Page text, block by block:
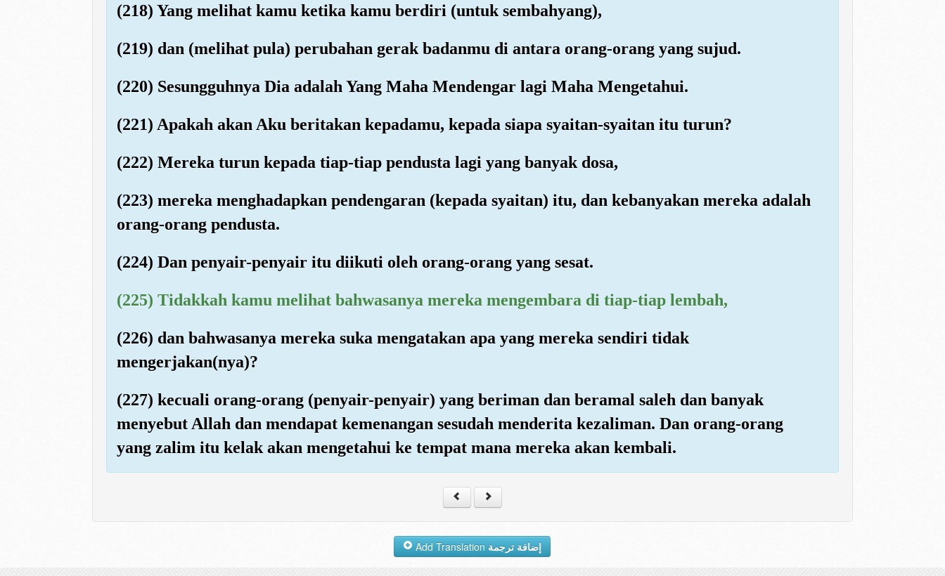
(218) Yang melihat kamu ketika kamu berdiri (untuk sembahyang),
(219) dan (melihat pula) perubahan gerak badanmu di antara orang-orang yang sujud.
(220) Sesungguhnya Dia adalah Yang Maha Mendengar lagi Maha Mengetahui.
(221) Apakah akan Aku beritakan kepadamu, kepada siapa syaitan-syaitan itu turun?
(222) Mereka turun kepada tiap-tiap pendusta lagi yang banyak dosa,
(223) mereka menghadapkan pendengaran (kepada syaitan) itu, dan kebanyakan mereka adalah
orang-orang pendusta.
(224) Dan penyair-penyair itu diikuti oleh orang-orang yang sesat.
(225) Tidakkah kamu melihat bahwasanya mereka mengembara di tiap-tiap lembah,
(226) dan bahwasanya mereka suka mengatakan apa yang mereka sendiri tidak
mengerjakan(nya)?
(227) kecuali orang-orang (penyair-penyair) yang beriman dan beramal saleh dan banyak
menyebut Allah dan mendapat kemenangan sesudah menderita kezaliman. Dan orang-orang
yang zalim itu kelak akan mengetahui ke tempat mana mereka akan kembali.
إضافة ترجمة